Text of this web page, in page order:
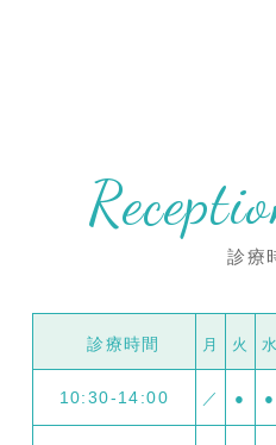
診療
診療時間 月 火 水
10:30-14:00 ／ ● ●